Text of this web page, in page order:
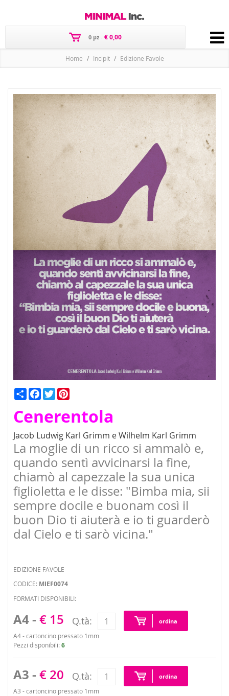
0 pz - € 0,00
Home Incipit Edizione Favole
CondividiFacebook
Twitter
Cenerentola
Jacob Ludwig Karl Grimm e Wilhelm Karl Grimm
La moglie di un ricco si ammalò e,
quando sentì avvicinarsi la fine,
chiamò al capezzale la sua unica
figlioletta e le disse: "Bimba mia, sii
sempre docile e buonam così il
buon Dio ti aiuterà e io ti guarderò
dal Cielo e ti sarò vicina."
EDIZIONE FAVOLE
CODICE: MIEF0074
FORMATI DISPONIBILI:
A4 - € 15 Q.tà: ordina
A4 - cartoncino pressato 1mm
Pezzi disponibili: 6
A3 - € 20 Q.tà: ordina
A3 - cartoncino pressato 1mm